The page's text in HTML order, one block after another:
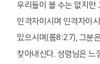
우리들이 볼 수는 없지만
인격자이시며 인격자이
있으시며(롬8:27), 그분
찾아내신다. 성령님은